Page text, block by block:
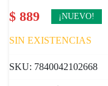
$ 889 ¡NUEVO!
SIN EXISTENCIAS
SKU: 7840042102668